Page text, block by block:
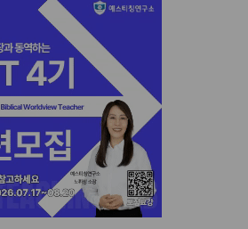
마하라슈트라주 개종 금
시행… 기독교계 강력 반
벳대학교, 120만 평 리버사